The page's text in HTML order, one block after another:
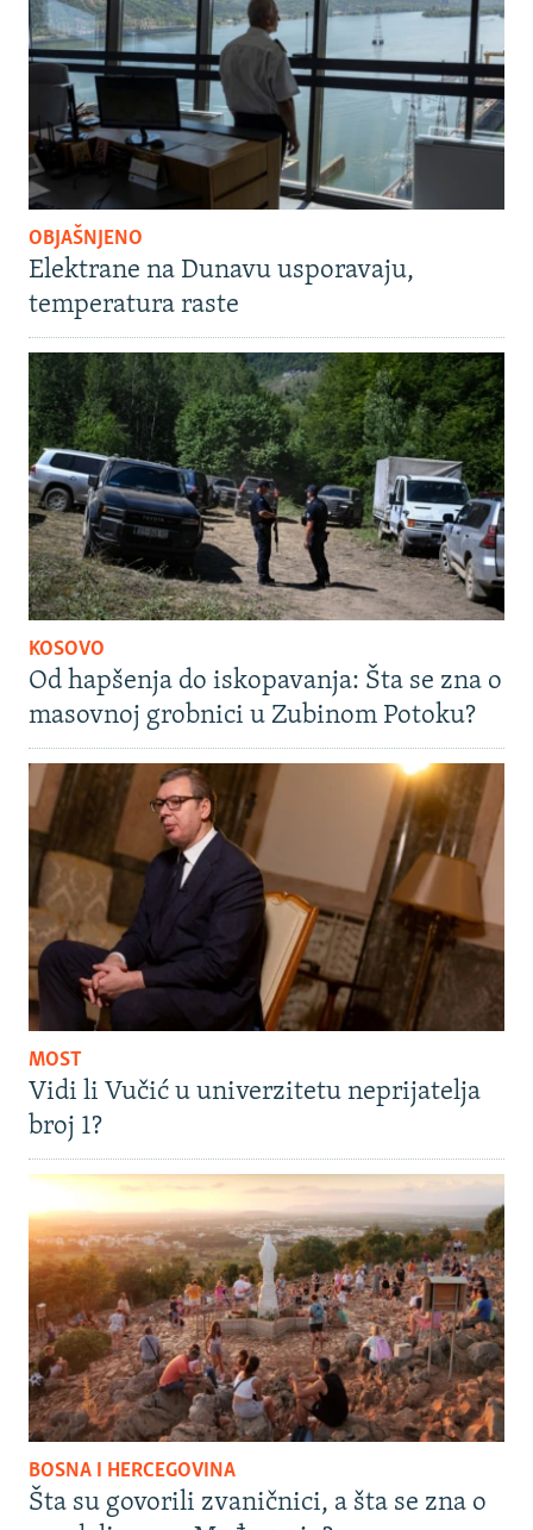
OBJAŠNJENO
Elektrane na Dunavu usporavaju,
temperatura raste
KOSOVO
Od hapšenja do iskopavanja: Šta se zna o
masovnoj grobnici u Zubinom Potoku?
MOST
Vidi li Vučić u univerzitetu neprijatelja
broj 1?
BOSNA I HERCEGOVINA
Šta su govorili zvaničnici, a šta se zna o